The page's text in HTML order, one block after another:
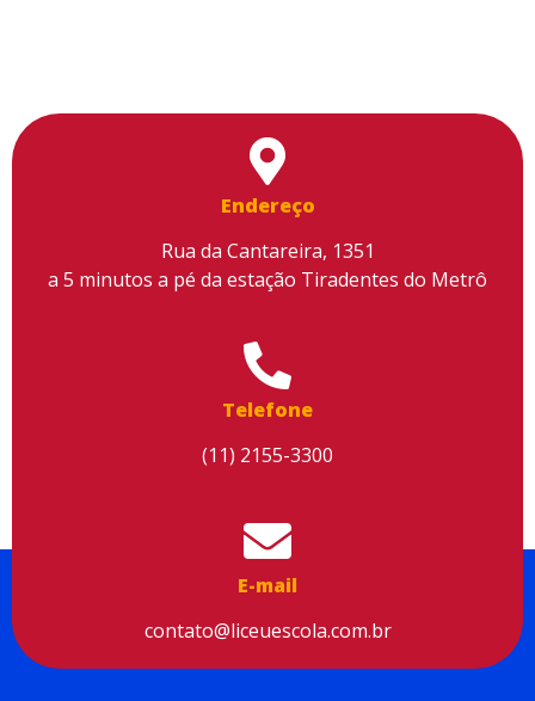
Endereço
Rua da Cantareira, 1351
a 5 minutos a pé da estação Tiradentes do Metrô
Telefone
(11) 2155-3300
E-mail
contato@liceuescola.com.br